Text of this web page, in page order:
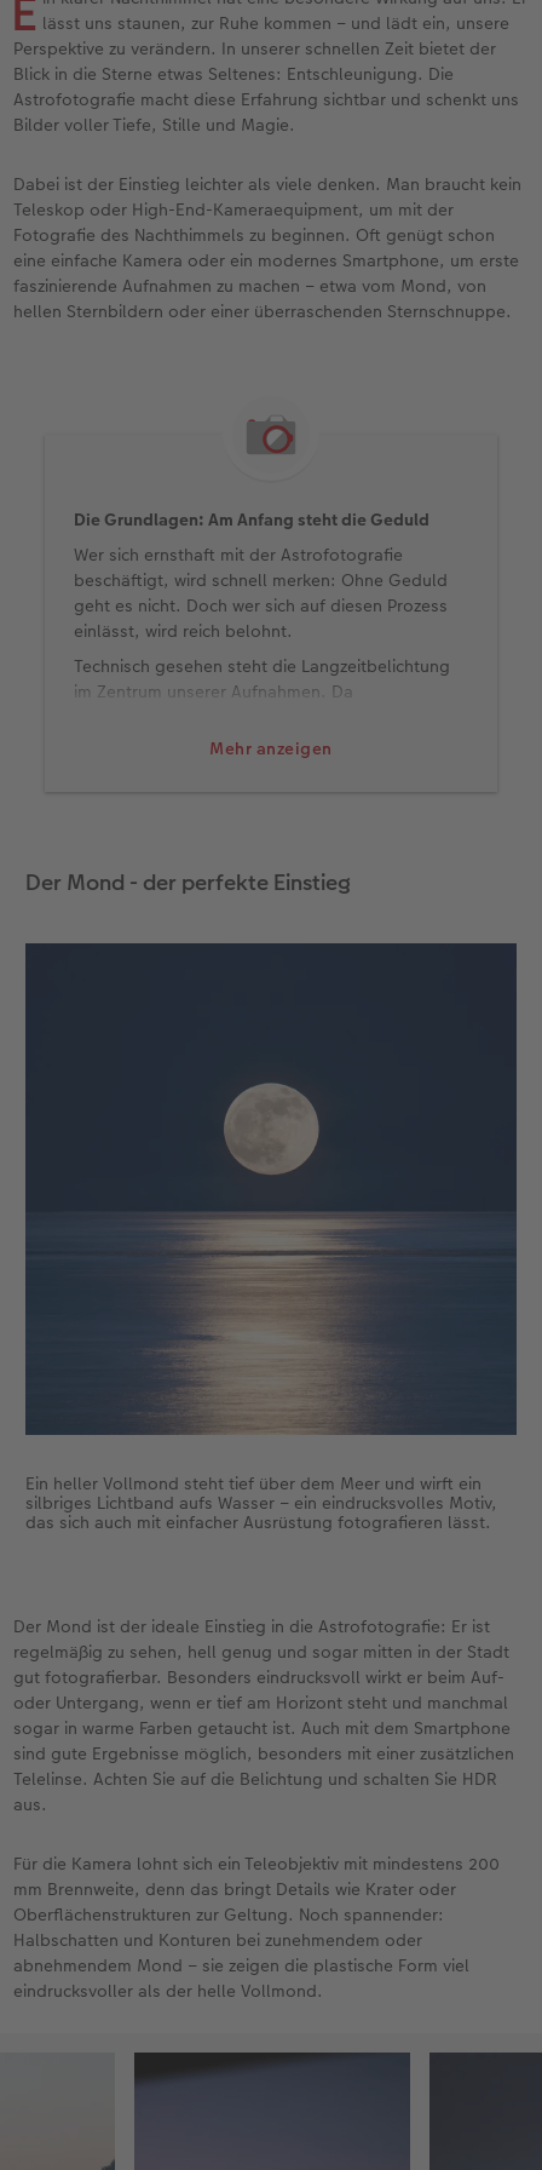
Anleitungen & Hilfe
Inspiration
im Wunschformat
Neuheiten
Digitale Grußkarte
CEWE myPhotos
CEWE myPhotos
Neuheiten
lässt uns staunen, zur Ruhe kommen – und lädt ein, unsere
Perspektive zu verändern. In unserer schnellen Zeit bietet der
Blick in die Sterne etwas Seltenes: Entschleunigung. Die
Astrofotografie macht diese Erfahrung sichtbar und schenkt uns
Bilder voller Tiefe, Stille und Magie.
Dabei ist der Einstieg leichter als viele denken. Man braucht kein
Teleskop oder High-End-Kameraequipment, um mit der
Fotografie des Nachthimmels zu beginnen. Oft genügt schon
eine einfache Kamera oder ein modernes Smartphone, um erste
faszinierende Aufnahmen zu machen – etwa vom Mond, von
hellen Sternbildern oder einer überraschenden Sternschnuppe.
Mehr anzeigen
Die Grundlagen: Am Anfang steht die Geduld
Wer sich ernsthaft mit der Astrofotografie
beschäftigt, wird schnell merken: Ohne Geduld
geht es nicht. Doch wer sich auf diesen Prozess
einlässt, wird reich belohnt.
Technisch gesehen steht die Langzeitbelichtung
im Zentrum unserer Aufnahmen. Da
braucht es eine Belichtungszeit von mehreren
vermeiden. Stellen Sie Ihre Kamera manuell ein.
Fotografieren Sie am besten im RAW-Format – so
lassen sich später mehr Details aus dem Bild
holen. Der Autofokus hat bei Dunkelheit meist
Stern scharfstellen.
: Planungs-Apps wiePhotoPillsoder
zeigen Ihnen, wann was am Himmel zu
Der Mond - der perfekte Einstieg
Ein heller Vollmond steht tief über dem Meer und wirft ein
silbriges Lichtband aufs Wasser – ein eindrucksvolles Motiv,
das sich auch mit einfacher Ausrüstung fotografieren lässt.
Der Mond ist der ideale Einstieg in die Astrofotografie: Er ist
regelmäßig zu sehen, hell genug und sogar mitten in der Stadt
gut fotografierbar. Besonders eindrucksvoll wirkt er beim Auf-
oder Untergang, wenn er tief am Horizont steht und manchmal
sogar in warme Farben getaucht ist. Auch mit dem Smartphone
sind gute Ergebnisse möglich, besonders mit einer zusätzlichen
Telelinse. Achten Sie auf die Belichtung und schalten Sie HDR
aus.
Für die Kamera lohnt sich ein Teleobjektiv mit mindestens 200
mm Brennweite, denn das bringt Details wie Krater oder
Oberflächenstrukturen zur Geltung. Noch spannender:
Halbschatten und Konturen bei zunehmendem oder
abnehmendem Mond – sie zeigen die plastische Form viel
eindrucksvoller als der helle Vollmond.